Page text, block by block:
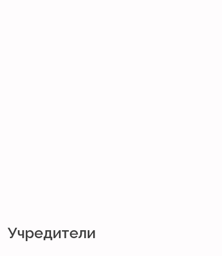
Учредители